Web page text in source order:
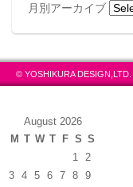
ゲーム配信を始め
う！
店舗情報
はんだ付け工房
月別アーカイブ
© YOSHIKURA DESIGN,LTD.
August 2026
M T W T F S S
1
2
3
4 5 6 7 8
9